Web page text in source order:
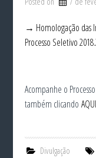
→ Homologação das
Processo Seletivo
Acompanhe o
também clicandoAQUI
Divulgação